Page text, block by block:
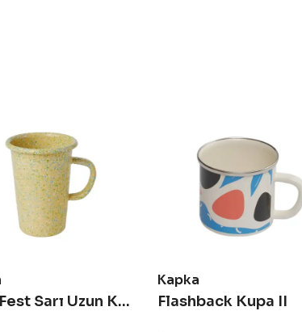
Flow Fest Sarı Uzun Kupa
Kapka
Flashback Kupa II